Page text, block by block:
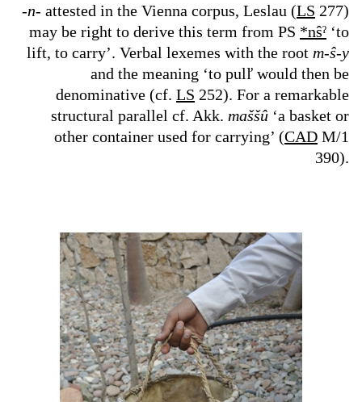
-n- attested in the Vienna corpus, Leslau (LS 277)
may be right to derive this term from PS *nŝˀ ‘to
lift, to carry’. Verbal lexemes with the root m-ŝ-y
and the meaning ‘to pulľ would then be
denominative (cf. LS 252). For a remarkable
structural parallel cf. Akk. maššû ‘a basket or
other container used for carrying’ (CAD M/1
390).